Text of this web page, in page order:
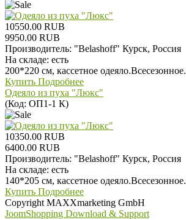
10550.00 RUB
9950.00 RUB
Производитель: "Belashoff" Курск, Россия
На складе: есть
200*220 см, кассетное одеяло.Всесезонное.
Купить Подробнее
Одеяло из пуха "Люкс"
(Код: ОП1-1 К)
10350.00 RUB
6400.00 RUB
Производитель: "Belashoff" Курск, Россия
На складе: есть
140*205 см, кассетное одеяло.Всесезонное.
Купить Подробнее
Copyright MAXXmarketing GmbH
JoomShopping Download & Support